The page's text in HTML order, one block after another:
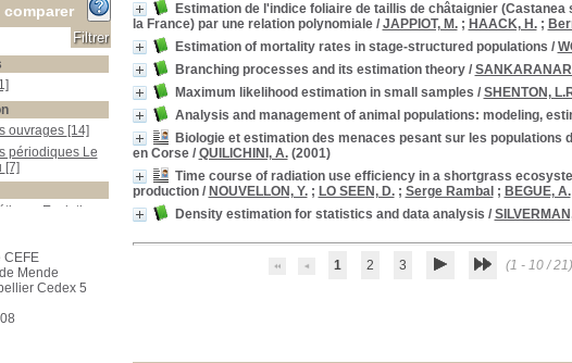
Estimation de l'indice foliaire de taillis de châtaignier
la France) par une relation polynomiale/ JAPPIOT, M.; HAACK, H.;
Estimation of mortality rates in stage-structured populations /
Branching processes and its estimation theory/
Maximum likelihood estimation in small samples / SHENTON,
Analysis and management of animal populations: modeling,
Biologie et estimation des menaces pesant sur les
en Corse/ QUILICHINI, A.(2001)
Time course of radiation use efficiency in a shortgrass
production/ NOUVELLON, Y.; LO SEEN, D.; Serge Rambal ; BEGUE, A.
Density estimation for statistics and data analysis /
1 2 3 (1 - 10 / 21)
comparer
ouvrages [14]
Le Houérou
périodiques Le
[7]
[1]
[1]
CEFE
Mende
Cedex 5